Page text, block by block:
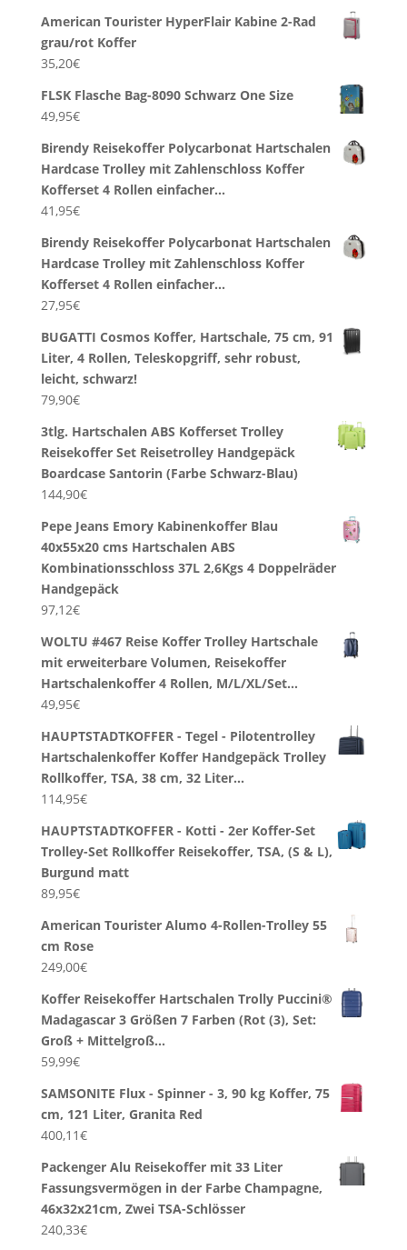
American Tourister HyperFlair Kabine 2-Rad
grau/rot Koffer
35,20€
FLSK Flasche Bag-8090 Schwarz One Size
49,95€
Birendy Reisekoffer Polycarbonat Hartschalen
Hardcase Trolley mit Zahlenschloss Koffer
Kofferset 4 Rollen einfacher…
41,95€
Birendy Reisekoffer Polycarbonat Hartschalen
Hardcase Trolley mit Zahlenschloss Koffer
Kofferset 4 Rollen einfacher…
27,95€
BUGATTI Cosmos Koffer, Hartschale, 75 cm, 91
Liter, 4 Rollen, Teleskopgriff, sehr robust,
leicht, schwarz!
79,90€
3tlg. Hartschalen ABS Kofferset Trolley
Reisekoffer Set Reisetrolley Handgepäck
Boardcase Santorin (Farbe Schwarz-Blau)
144,90€
Pepe Jeans Emory Kabinenkoffer Blau
40x55x20 cms Hartschalen ABS
Kombinationsschloss 37L 2,6Kgs 4 Doppelräder
Handgepäck
97,12€
WOLTU #467 Reise Koffer Trolley Hartschale
mit erweiterbare Volumen, Reisekoffer
Hartschalenkoffer 4 Rollen, M/L/XL/Set…
49,95€
HAUPTSTADTKOFFER - Tegel - Pilotentrolley
Hartschalenkoffer Koffer Handgepäck Trolley
Rollkoffer, TSA, 38 cm, 32 Liter…
114,95€
HAUPTSTADTKOFFER - Kotti - 2er Koffer-Set
Trolley-Set Rollkoffer Reisekoffer, TSA, (S & L),
Burgund matt
89,95€
American Tourister Alumo 4-Rollen-Trolley 55
cm Rose
249,00€
Koffer Reisekoffer Hartschalen Trolly Puccini®
Madagascar 3 Größen 7 Farben (Rot (3), Set:
Groß + Mittelgroß…
59,99€
SAMSONITE Flux - Spinner - 3, 90 kg Koffer, 75
cm, 121 Liter, Granita Red
400,11€
Packenger Alu Reisekoffer mit 33 Liter
Fassungsvermögen in der Farbe Champagne,
46x32x21cm, Zwei TSA-Schlösser
240,33€